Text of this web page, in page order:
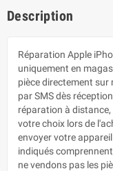
Description
Réparation Apple
uniquement en
pièce directement sur
par SMS dès
réparation à
votre choix lors de
envoyer votre
indiqués
ne vendons pas les